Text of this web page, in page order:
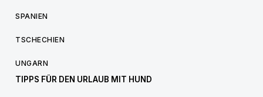
SPANIEN
TSCHECHIEN
UNGARN
TIPPS FÜR DEN URLAUB MIT HUND